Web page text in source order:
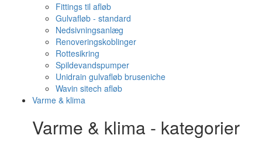
Fittings til afløb
Gulvafløb - standard
Nedsivningsanlæg
Renoveringskoblinger
Rottesikring
Spildevandspumper
Unidrain gulvafløb bruseniche
Wavin sitech afløb
Varme & klima
Varme & klima - kategorier